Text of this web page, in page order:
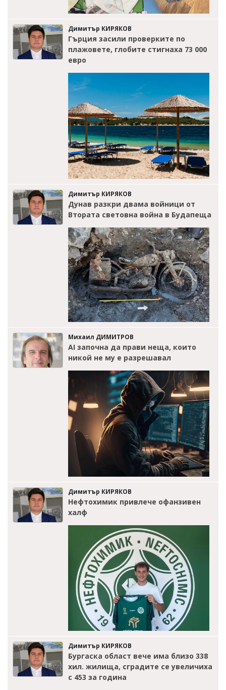
Димитър КИРЯКОВ
Гърция засили проверките по
плажовете, глобите стигнаха 73 000
евро
Димитър КИРЯКОВ
Дунав разкри двама войници от
Втората световна война в Будапеща
Михаил ДИМИТРОВ
AI започна да прави неща, които
никой не му е разрешавал
Димитър КИРЯКОВ
Нефтохимик привлече офанзивен
халф
Димитър КИРЯКОВ
Бургаска област вече има близо 338
хил. жилища, сградите се увеличиха
с 453 за година